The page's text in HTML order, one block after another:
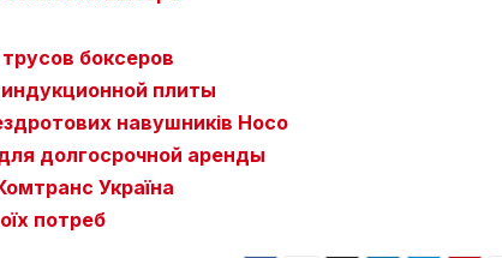
боксеров
плиты
навушників Hoco
долгосрочной аренды
Україна
потреб